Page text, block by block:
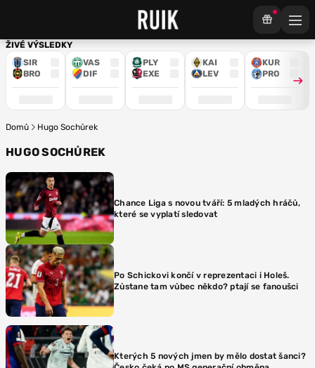
ŽIVÉ VÝSLEDKY
SIR
BRO
VAS
DIF
PLY
EXE
KAI
LEV
KUR
PRO
Domů Hugo Sochůrek
HUGO SOCHŮREK
Chance Liga s novou tváří: 5 mladých hráčů,
které se vyplatí sledovat
Po Schickovi končí v reprezentaci i Holeš.
Zůstane tam vůbec někdo? ptají se fanoušci
Kterých 5 nových jmen by mělo dostat šanci?